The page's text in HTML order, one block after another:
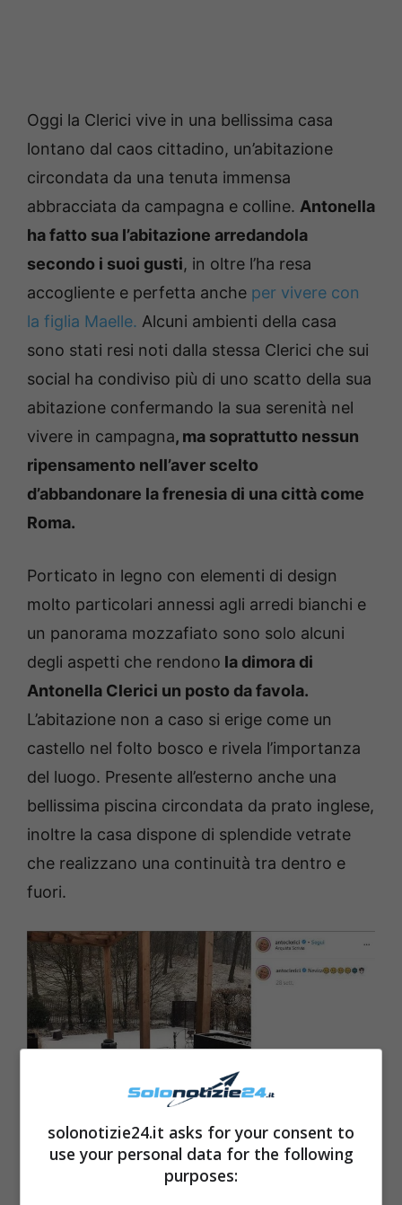
Oggi la Clerici vive in una bellissima casa
lontano dal caos cittadino, un’abitazione
circondata da una tenuta immensa
abbracciata da campagna e colline. Antonella
ha fatto sua l’abitazione arredandola
secondo i suoi gusti, in oltre l’ha resa
accogliente e perfetta anche per vivere con
la figlia Maelle. Alcuni ambienti della casa
sono stati resi noti dalla stessa Clerici che sui
social ha condiviso più di uno scatto della sua
abitazione confermando la sua serenità nel
vivere in campagna, ma soprattutto nessun
ripensamento nell’aver scelto
d’abbandonare la frenesia di una città come
Roma.
Porticato in legno con elementi di design
molto particolari annessi agli arredi bianchi e
un panorama mozzafiato sono solo alcuni
degli aspetti che rendono la dimora di
Antonella Clerici un posto da favola.
L’abitazione non a caso si erige come un
castello nel folto bosco e rivela l’importanza
del luogo. Presente all’esterno anche una
bellissima piscina circondata da prato inglese,
inoltre la casa dispone di splendide vetrate
che realizzano una continuità tra dentro e
fuori.
Antonella Clerici fonte Instagram
solonotizie24.it asks for your consent to
use your personal data for the following
purposes: